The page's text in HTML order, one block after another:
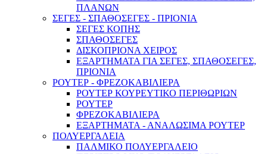
Γεννήτριες & Κινητήρες
ΠΛΑΝΩΝ
ΣΕΓΕΣ - ΣΠΑΘΟΣΕΓΕΣ - ΠΡΙΟΝΙΑ
ΣΕΓΕΣ ΚΟΠΗΣ
ΣΠΑΘΟΣΕΓΕΣ
ΔΙΣΚΟΠΡΙΟΝΑ ΧΕΙΡΟΣ
ΕΞΑΡΤΗΜΑΤΑ ΓΙΑ ΣΕΓΕΣ, ΣΠΑΘΟΣΕΓΕΣ,
ΠΡΙΟΝΙΑ
ΡΟΥΤΕΡ - ΦΡΕΖΟΚΑΒΙΛΙΕΡΑ
ΡΟΥΤΕΡ ΚΟΥΡΕΥΤΙΚΟ ΠΕΡΙΘΩΡΙΩΝ
ΡΟΥΤΕΡ
ΦΡΕΖΟΚΑΒΙΛΙΕΡΑ
ΕΞΑΡΤΗΜΑΤΑ - ΑΝΑΛΩΣΙΜΑ ΡΟΥΤΕΡ
ΠΟΛΥΕΡΓΑΛΕΙΑ
ΠΑΛΜΙΚΟ ΠΟΛΥΕΡΓΑΛΕΙΟ